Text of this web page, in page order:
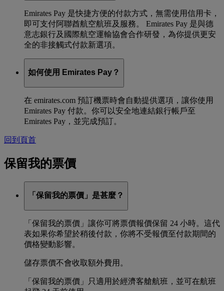
Emirates Pay 是快捷方便的付款方式，無需使用信用卡，
即可支付阿聯酋航空航班及服務。 Emirates Pay 是與德
意志銀行及國際航空運輸協會合作研發，為你提供更安
全的非接觸式付款新選項。
如何使用 Emirates Pay？
在 emirates.com 預訂機票時會自動提供選項，讓你使用
Emirates Pay 付款。你可以安全地連結銀行帳戶至
Emirates Pay，並完成預訂。
回到頁首
保留我的票價
「保留我的票價」是甚麼？
「保留我的票價」讓你可將票價報價保留 24 小時。這代
表如果你希望於稍後付款，你將不受報價至付款期間的
價格變動影響。
儲存票價不會收取額外費用。
「保留我的票價」只適用於經濟客艙航班，並可在航班